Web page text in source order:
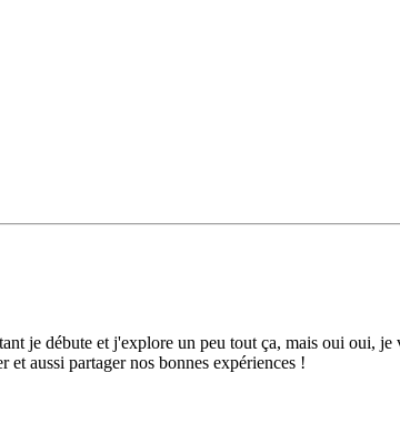
je débute et j'explore un peu tout ça, mais oui oui, je
et aussi partager nos bonnes expériences !